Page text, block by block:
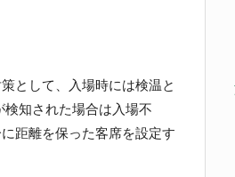
として、入場時には検温と
知された場合は入場不
距離を保った客席を設定す